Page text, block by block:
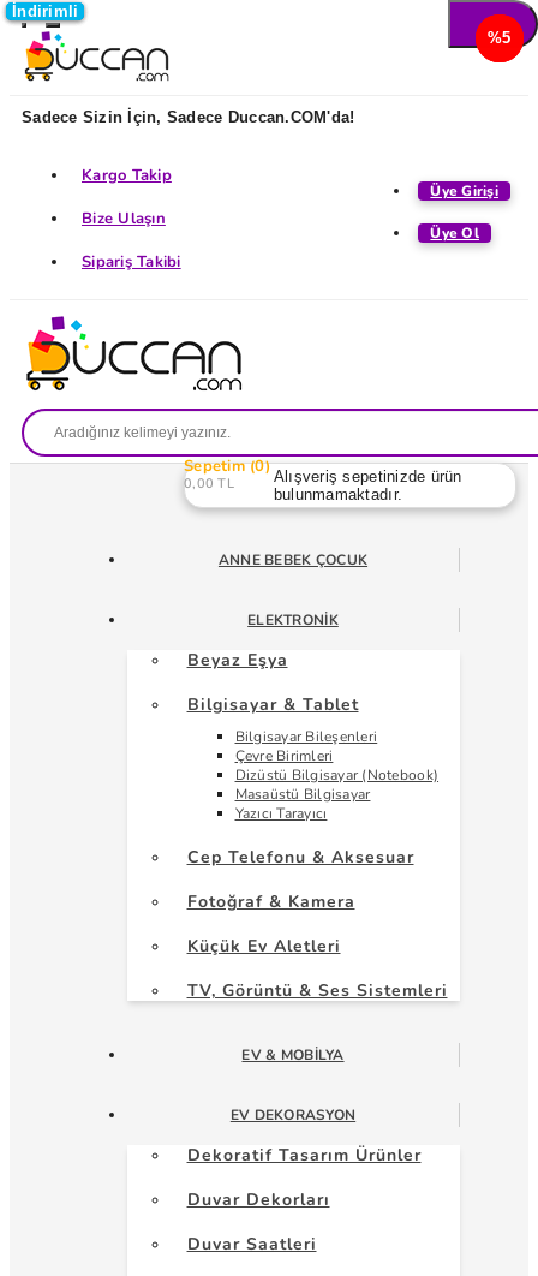
Sadece Sizin İçin, Sadece Duccan.COM'da!
Üye Girişi
Üye Ol
Kargo Takip
Bize Ulaşın
Sipariş Takibi
Sepetim 0
0,00 TL
Alışveriş sepetinizde ürün
bulunmamaktadır.
ANNE BEBEK ÇOCUK
ELEKTRONIK
Beyaz Eşya
Bilgisayar & Tablet
Bilgisayar Bileşenleri
Çevre Birimleri
Dizüstü Bilgisayar (Notebook)
Masaüstü Bilgisayar
Yazıcı Tarayıcı
Cep Telefonu & Aksesuar
Fotoğraf & Kamera
Küçük Ev Aletleri
TV, Görüntü & Ses Sistemleri
EV & MOBILYA
EV DEKORASYON
Dekoratif Tasarım Ürünler
Duvar Dekorları
Duvar Saatleri
%5
İndirimli
%5
İndirimli
%5
İndirimli
%5
İndirimli